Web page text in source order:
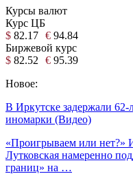
Курсы валют
Курс ЦБ
$ 82.17 € 94.84
Биржевой курс
$ 82.52 € 95.39
Новое:
В Иркутске задержали
иномарки (Видео)
«Проигрываем или нет?»
Лутковская намеренно
границ» на …